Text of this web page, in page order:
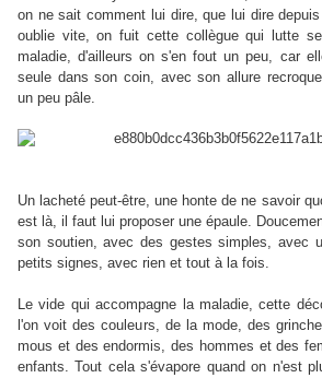
on ne sait comment lui dire, que lui dire
oublie vite, on fuit cette collègue qui lutte
maladie, d'ailleurs on s'en fout un peu, car
seule dans son coin, avec son allure
un peu pâle.
Un lacheté peut-être, une honte de ne savoir
est là, il faut lui proposer une épaule.
son soutien, avec des gestes simples, avec
petits signes, avec rien et tout à la fois.
Le vide qui accompagne la maladie, cette
l'on voit des couleurs, de la mode, des
mous et des endormis, des hommes et des
enfants. Tout cela s'évapore quand on n'est